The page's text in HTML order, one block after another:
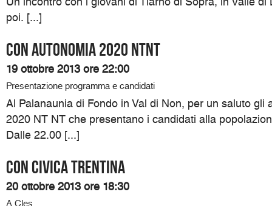
poi. [...]
Con Autonomia 2020 NTNT
19 ottobre 2013 ore 22:00
Presentazione programma e candidati
Al Palanaunia di Fondo in Val di Non, per un saluto gli
2020 NT NT che presentano i candidati alla
Dalle 22.00 [...]
Con Civica Trentina
20 ottobre 2013 ore 18:30
A Cles